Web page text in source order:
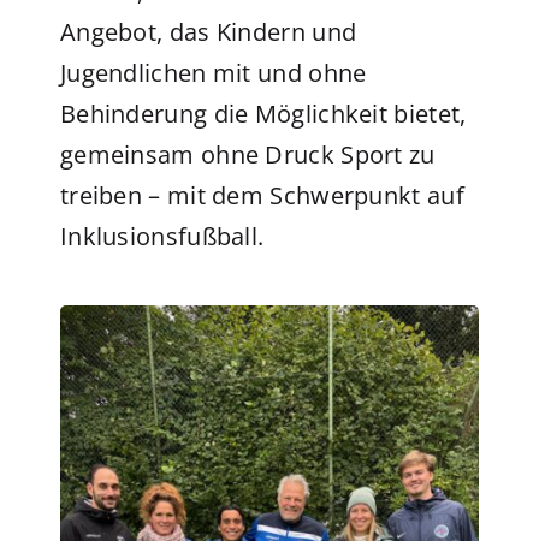
Angebot, das Kindern und
Jugendlichen mit und ohne
Behinderung die Möglichkeit bietet,
gemeinsam ohne Druck Sport zu
treiben – mit dem Schwerpunkt auf
Inklusionsfußball.